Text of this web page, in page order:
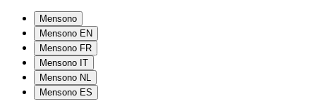
Mensono
Mensono EN
Mensono FR
Mensono IT
Mensono NL
Mensono ES